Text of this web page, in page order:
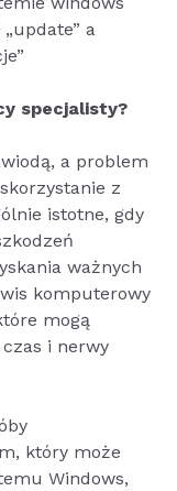
a
specjalisty?
a problem
z
istotne, gdy
ważnych
komputerowy
mogą
i nerwy
który może
Windows,